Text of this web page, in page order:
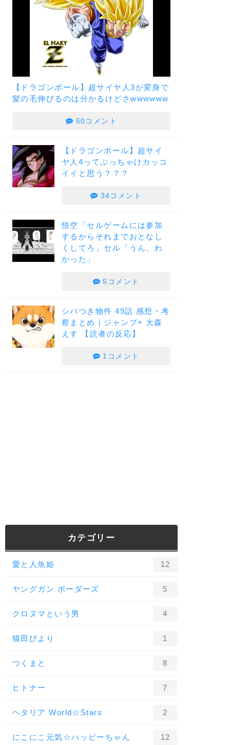
【ドラゴンボール】超サイヤ人3が変身で
髪の毛伸びるのは分かるけどさwwwwww
50コメント
【ドラゴンボール】超サイ
ヤ人4ってぶっちゃけカッコ
イイと思う？？？
34コメント
悟空「セルゲームには参加
するからそれまでおとなし
くしてろ」セル「うん、わ
かった」
5コメント
シバつき物件 49話 感想・考
察まとめ｜ジャンプ+ 大森
えす 【読者の反応】
1コメント
カテゴリー
愛と人魚姫 12
ヤングガン ボーダーズ 5
クロヌマという男 4
猫田びより 1
つくまと 8
ヒトナー 7
ヘタリア World☆Stars 2
にこにこ元気☆ハッピーちゃん 12